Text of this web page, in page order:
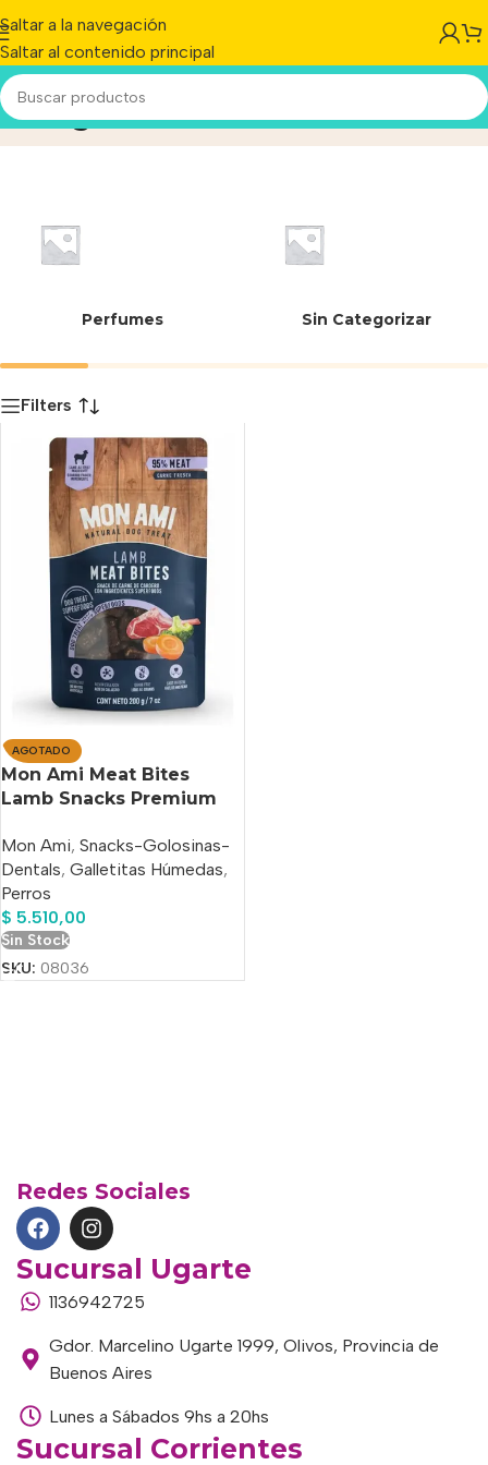
Saltar a la navegación
Saltar al contenido principal
619 gInicio/Producto
Perfumes Sin Categorizar
Filters
AGOTADO
Mon Ami Meat Bites
Lamb Snacks Premium
Mon Ami, Snacks-Golosinas-
Dentals, Galletitas Húmedas,
Perros
$ 5.510,00
Sin Stock
SKU: 08036
Redes Sociales
Sucursal Ugarte
1136942725
Gdor. Marcelino Ugarte 1999, Olivos, Provincia de
Buenos Aires
Lunes a Sábados 9hs a 20hs
Sucursal Corrientes